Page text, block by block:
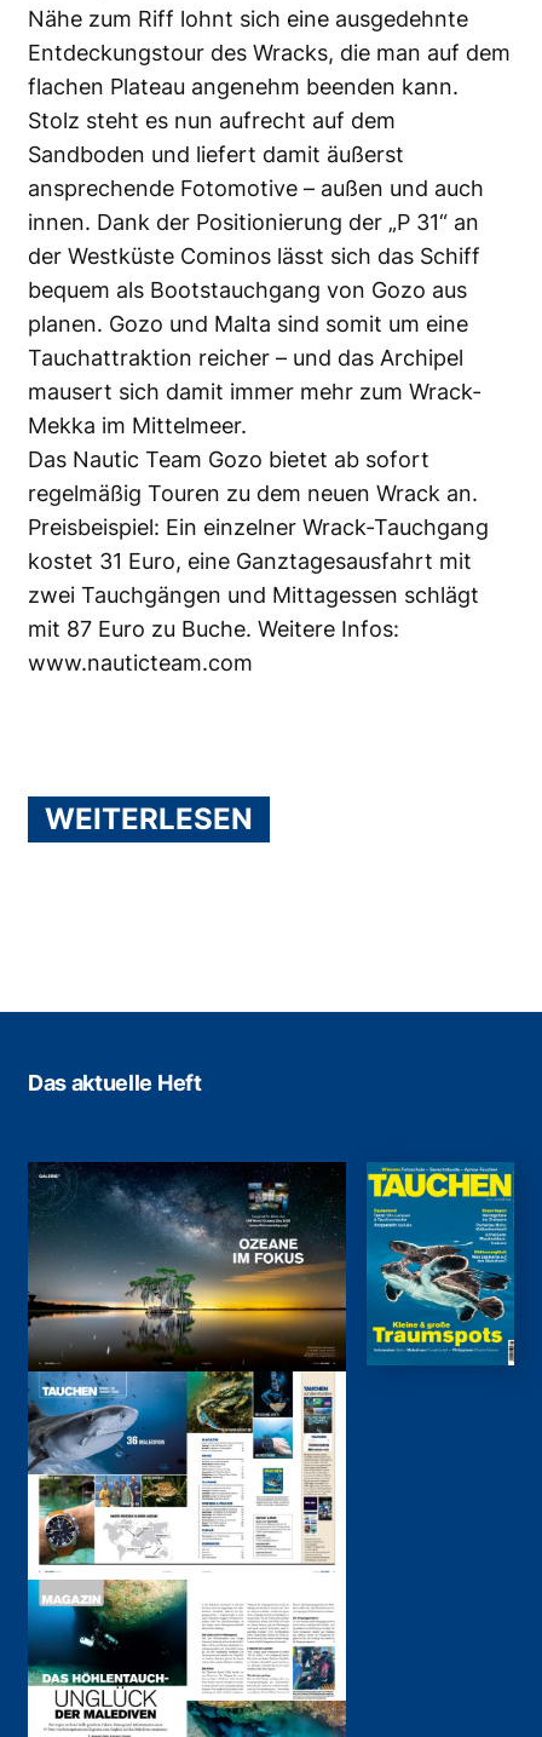
Nähe zum Riff lohnt sich eine ausgedehnte
Entdeckungstour des Wracks, die man auf dem
flachen Plateau angenehm beenden kann.
Stolz steht es nun aufrecht auf dem
Sandboden und liefert damit äußerst
ansprechende Fotomotive – außen und auch
innen. Dank der Positionierung der „P 31“ an
der Westküste Cominos lässt sich das Schiff
bequem als Bootstauchgang von Gozo aus
planen. Gozo und Malta sind somit um eine
Tauchattraktion reicher – und das Archipel
mausert sich damit immer mehr zum Wrack-
Mekka im Mittelmeer.
Das Nautic Team Gozo bietet ab sofort
regelmäßig Touren zu dem neuen Wrack an.
Preisbeispiel: Ein einzelner Wrack-Tauchgang
kostet 31 Euro, eine Ganztagesausfahrt mit
zwei Tauchgängen und Mittagessen schlägt
mit 87 Euro zu Buche. Weitere Infos:
www.nauticteam.com
WEITERLESEN
Das aktuelle Heft